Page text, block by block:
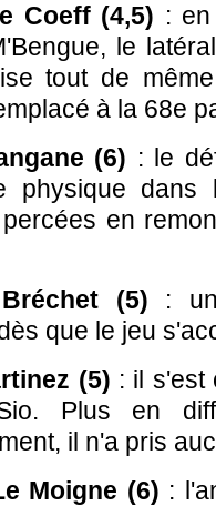
Coeff (4,5) :
le
tout de
à la 68e
(6) : le
physique
en
(5) :
que le jeu
(5) : il s'est
Plus en
il n'a pris
Moigne (6) :